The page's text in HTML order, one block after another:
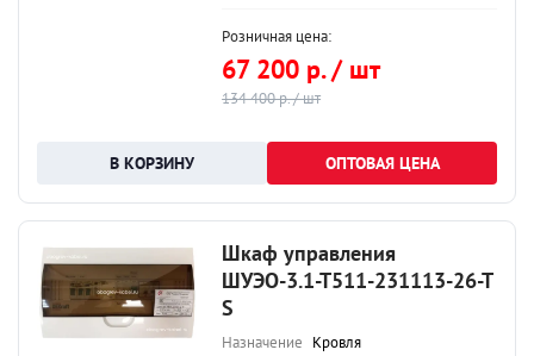
Розничная цена:
67 200 р. / шт
134 400 р. / шт
ОПТОВАЯ ЦЕНА
Шкаф управления
ШУЭО-3.1-Т511-231113-26-Т
S
Назначение Кровля